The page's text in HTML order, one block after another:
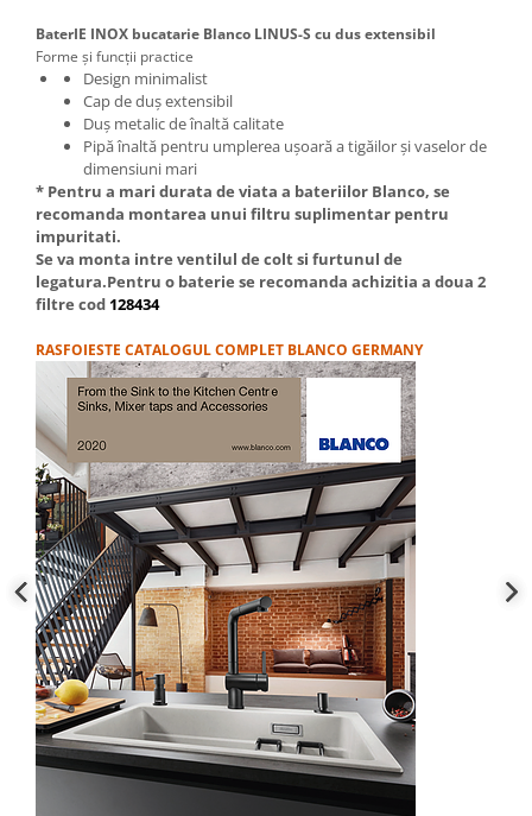
BaterIE INOX bucatarie Blanco LINUS-S cu dus extensibil
Forme și funcții practice
Design minimalist
Cap de duș extensibil
Duș metalic de înaltă calitate
Pipă înaltă pentru umplerea ușoară a tigăilor și vaselor de
dimensiuni mari
* Pentru a mari durata de viata a bateriilor Blanco, se
recomanda montarea unui filtru suplimentar pentru
impuritati.
Se va monta intre ventilul de colt si furtunul de
legatura.Pentru o baterie se recomanda achizitia a doua 2
filtre cod 128434
RASFOIESTE CATALOGUL COMPLET BLANCO GERMANY